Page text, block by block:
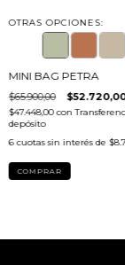
OTRAS OPCIONES:
MINI BAG PETRA
$65.900,00
$47.448,00con
depósito
6 cuotas sin interés de
COMPRAR